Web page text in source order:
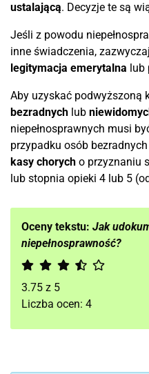
ustalającą. Decyzje te są
Jeśli z powodu
inne świadczenia,
legitymacja emerytalna lub
Aby uzyskać podwyższoną
bezradnych lub
niepełnosprawnych musi
przypadku osób
kasy chorych o przyznaniu
lub stopnia opieki 4 lub 5
Oceny tekstu: Jak
niepełnosprawność?
3.75 z 5
Liczba ocen: 4